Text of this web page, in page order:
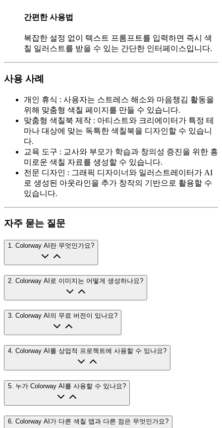
간편한 사용법
복잡한 설정 없이 텍스트 프롬프트를 입력하면 즉시 색
칠 일러스트를 받을 수 있는 간단한 인터페이스입니다.
사용 사례
개인 휴식 : 사용자는 스트레스 해소와 마음챙김 활동을
위해 맞춤형 색칠 페이지를 만들 수 있습니다.
맞춤형 색칠북 제작 : 아티스트와 크리에이터가 특정 테
마나 대상에 맞는 독특한 색칠북을 디자인할 수 있습니
다.
교육 도구 : 교사와 부모가 학습과 창의성 증진을 위한 흥
미로운 색칠 자료를 생성할 수 있습니다.
전문 디자인 : 그래픽 디자이너와 일러스트레이터가 AI
로 생성된 아웃라인을 추가 창작의 기반으로 활용할 수
있습니다.
자주 묻는 질문
1 Colorway AI란 무엇인가요?
2 Colorway AI로 이미지는 어떻게 생성하나요?
3. Colorway AI의 무료 버전이 있나요?
4. Colorway AI를 상업적 프로젝트에 사용할 수 있나요?
5 누가 Colorway AI를 사용할 수 있나요?
6 Colorway AI가 다른 색칠 앱과 다른 점은 무엇인가요?